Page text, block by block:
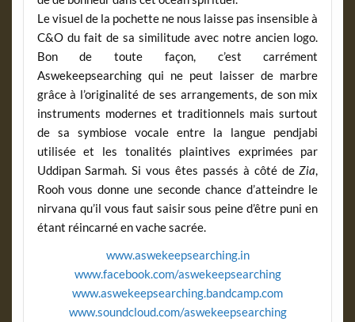
Le visuel de la pochette ne nous laisse pas insensible à
C&O du fait de sa similitude avec notre ancien logo.
Bon de toute façon, c’est carrément
Aswekeepsearching qui ne peut laisser de marbre
grâce à l’originalité de ses arrangements, de son mix
instruments modernes et traditionnels mais surtout
de sa symbiose vocale entre la langue pendjabi
utilisée et les tonalités plaintives exprimées par
Uddipan Sarmah. Si vous êtes passés à côté deZia,
Rooh vous donne une seconde chance d’atteindre le
nirvana qu’il vous faut saisir sous peine d’être puni en
étant réincarné en vache sacrée.
www.aswekeepsearching.in
www.facebook.com/aswekeepsearching
www.aswekeepsearching.bandcamp.com
www.soundcloud.com/aswekeepsearching